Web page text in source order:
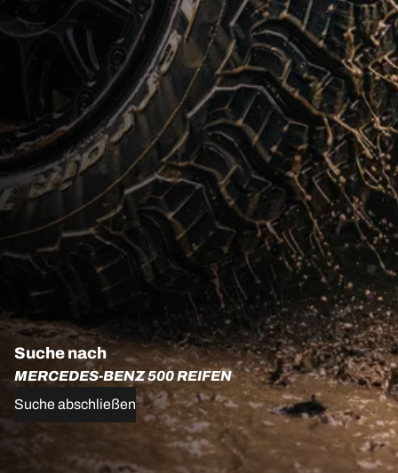
Suche nach
MERCEDES-BENZ 500 REIFEN
Suche abschließen